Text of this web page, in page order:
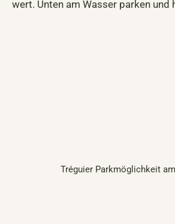
wert. Unten am Wasser parken und
Tréguier Parkmöglichkeit